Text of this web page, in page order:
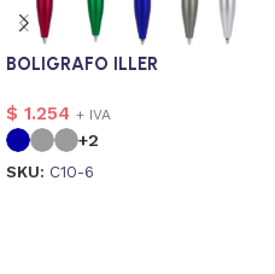
BOLIGRAFO ILLER
$ 1.254 + IVA
+2
SKU: C10-6